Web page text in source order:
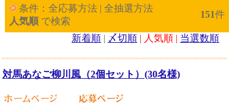
条件：全応募方法 | 全抽選方法
人気順 で検索
151件
新着順 | 〆切順 | 人気順 | 当選数順
対馬あなご柳川風（2個セット）(30名様)